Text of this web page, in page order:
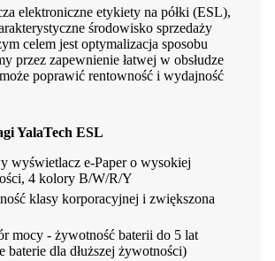
elektroniczne etykiety na półki (ESL),
środowisko sprzedaży
celem jest optymalizacja sposobu
przez zapewnienie łatwej w obsłudze
poprawić rentowność i wydajność
YalaTech ESL
wyświetlacz e-Paper o wysokiej
4 kolory B/W/R/Y
klasy korporacyjnej i zwiększona
mocy - żywotność baterii do 5 lat
baterie dla dłuższej żywotności)